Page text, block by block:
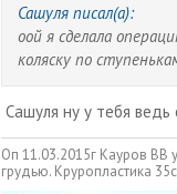
Сашуля писал(а):
оой я сделала
коляску по
Сашуля ну у тебя
Оп 11.03.2015г Кауров ВВ
грудью. Круропластика